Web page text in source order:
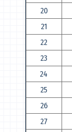
20
21
22
23
24
25
26
27